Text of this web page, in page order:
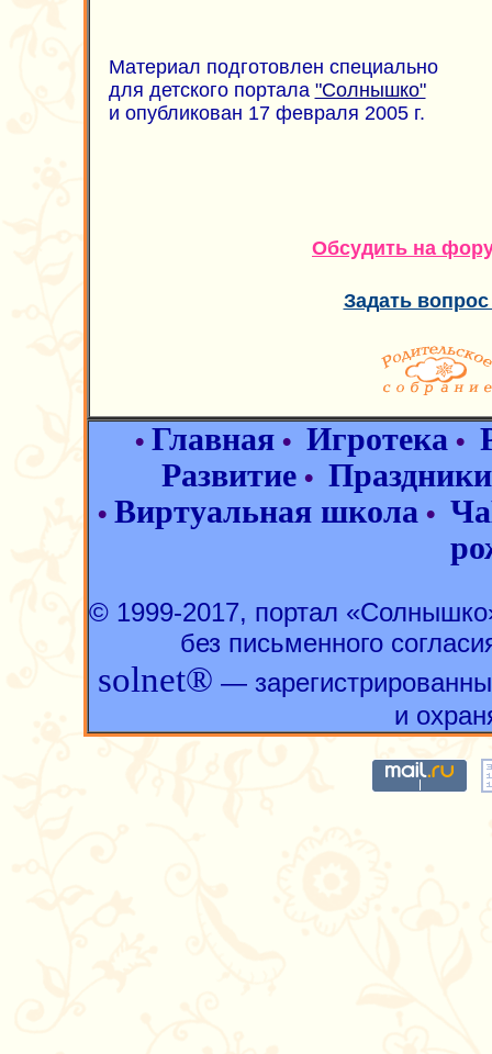
Материал подготовлен специально
для детского портала "Солнышко"
и опубликован 17 февраля 2005 г.
Обсудить на
Задать
• Главная • Игротека •
Развитие• Праздники
• Виртуальная школа •
© 1999-2017, портал
без письменного
solnet® —
и